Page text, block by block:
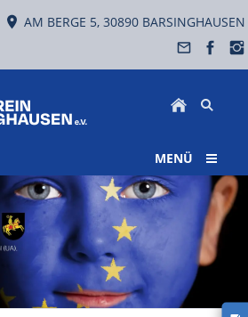
AM BERGE 5, 30890 BARSINGHAUSEN
MENÜ